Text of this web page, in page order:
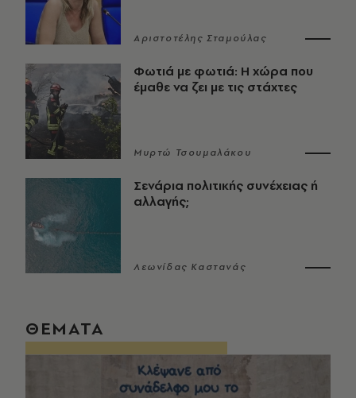
Αριστοτέλης Σταμούλας
Φωτιά με φωτιά: Η χώρα που
έμαθε να ζει με τις στάχτες
Μυρτώ Τσουμαλάκου
Σενάρια πολιτικής συνέχειας ή
αλλαγής;
Λεωνίδας Καστανάς
ΘΕΜΑΤΑ